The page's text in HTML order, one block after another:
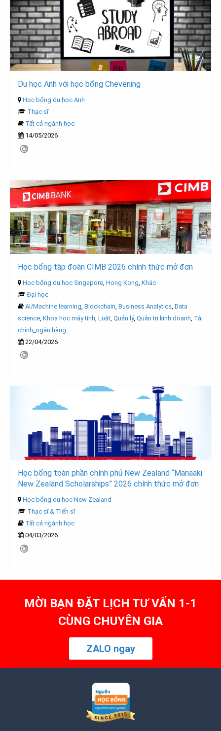
Du học Anh với học bổng Chevening
Học bổng du học Anh
Thạc sĩ
Tất cả ngành học
14/05/2026
Học bổng tập đoàn CIMB 2026 chính thức mở đơn
Học bổng du học Singapore Hong Kong Khác
Đại học
AI/Machine learning Blockchain Business Analytics Data
science Khoa học máy tính Luật Quản lý, Quản trị kinh doanh Tài
chính_ngân hàng
22/04/2026
Học bổng toàn phần chính phủ New Zealand “Manaaki
New Zealand Scholarships” 2026 chính thức mở đơn
Học bổng du học New Zealand
Thạc sĩ & Tiến sĩ
Tất cả ngành học
04/03/2026
MỜI BẠN ĐẶT LỊCH TƯ VẤN 1-1
CÙNG CHUYÊN GIA
ZALO ngay